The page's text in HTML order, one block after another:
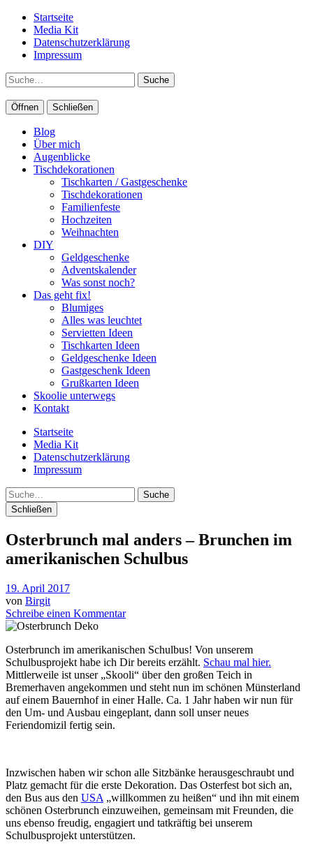
Startseite
Media Kit
Datenschutzerklärung
Impressum
Suche
Öffnen Schließen
Blog
Über mich
Augenblicke
Tischdekorationen
Tischkarten / Gastgeschenke
Tischdekorationen
Familienfeste
Hochzeiten
Weihnachten
DIY
Geldgeschenke
Adventskalender
Was sonst noch?
Das geht fix!
Blumiges
Alles was leuchtet
Servietten Ideen
Tischkarten Ideen
Geldgeschenke Ideen
Gastgeschenk Ideen
Grußkarten Ideen
Skoolie unterwegs
Kontakt
Startseite
Media Kit
Datenschutzerklärung
Impressum
Suche
Schließen
Osterbrunch mal anders – Brunchen im
amerikanischen Schulbus
19. April 2017
von Birgit
Schreibe einen Kommentar
Osterbrunch im amerikanischen Schulbus! Von unserem
Schulbusprojekt habe ich Dir bereits erzählt. Schau mal hier.
Mittlerweile ist unser „Skooli“ über den großen Teich in
Bremerhaven angekommen und steht nun im schönen Münsterland
auf einem Bauernhof in einer Halle. Ca. 1 Jahr haben wir nun für
den Um- und Ausbau eingeplant, dann soll unser neues
Feriendomizil fertig sein.
Inzwischen haben wir schon alle Sitzbänke herausgeschraubt und
Platz gemacht für die erste Dekoration. Das Osterfest bot sich an,
den Bus aus den USA „willkommen zu heißen“ und ihn mit einem
schönen Osterbrunch einzuweihen, gemeinsam mit Freunden, die
uns ebenso freudig, engagiert und tatkräftig bei unserem
Schulbusprojekt unterstützen.